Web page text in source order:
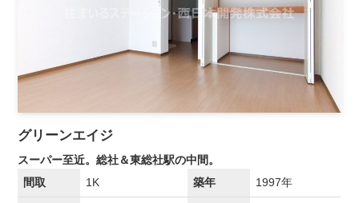
グリーンエイジ
スーパー至近。総社＆東総社駅の中間。
間取
1K 築年 1997年